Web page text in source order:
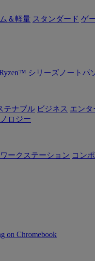
＆軽量 スタンダード ゲ
シリーズノートパ
テナブル ビジネス エンタ
ロジー
ワークステーション コン
on Chromebook